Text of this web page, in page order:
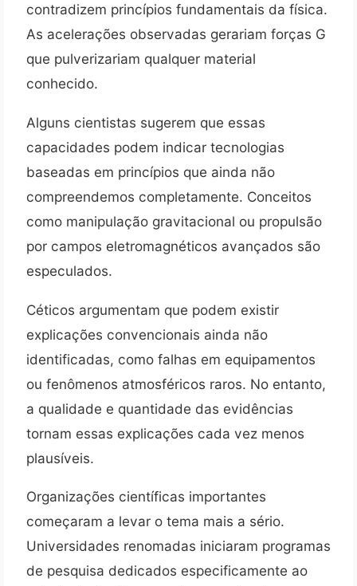
contradizem princípios fundamentais da física.
As acelerações observadas gerariam forças G
que pulverizariam qualquer material
conhecido.
Alguns cientistas sugerem que essas
capacidades podem indicar tecnologias
baseadas em princípios que ainda não
compreendemos completamente. Conceitos
como manipulação gravitacional ou propulsão
por campos eletromagnéticos avançados são
especulados.
Céticos argumentam que podem existir
explicações convencionais ainda não
identificadas, como falhas em equipamentos
ou fenômenos atmosféricos raros. No entanto,
a qualidade e quantidade das evidências
tornam essas explicações cada vez menos
plausíveis.
Organizações científicas importantes
começaram a levar o tema mais a sério.
Universidades renomadas iniciaram programas
de pesquisa dedicados especificamente ao